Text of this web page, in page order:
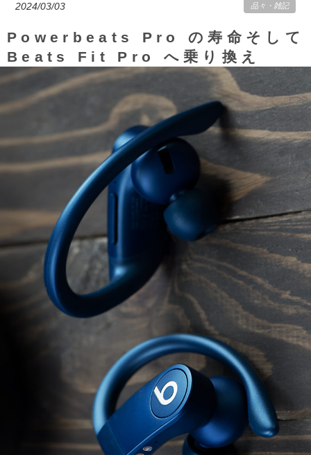
2024/03/03 品々 ・ 雑記
Powerbeats Pro の寿命そして
Beats Fit Pro へ乗り換え